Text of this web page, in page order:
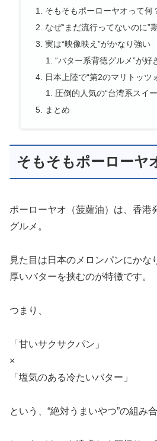
そもそもポーローヤオって何
なぜ“まだ流行ってないのに”
実は“映像映え”がかなり強い
“バター系背徳グルメ”が好
日本上陸で“第2のマリトッツ
圧倒的人気の“台湾系スイ
まとめ
そもそもポーローヤ
ポーローヤオ（菠蘿油）は、香港
グルメ。
見た目は日本のメロンパンにかな
厚いバターを挟むのが特徴です。
つまり、
「甘いサクサクパン」
×
「塩気のある冷たいバター」
という、“絶対うまいやつ”の組み合